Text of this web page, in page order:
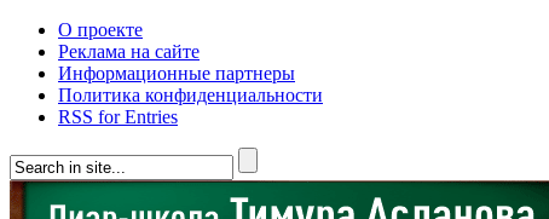
О проекте
Реклама на сайте
Информационные партнеры
Политика конфиденциальности
RSS for Entries